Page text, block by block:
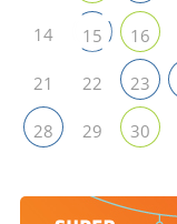
14 15 16
21 22 23
28 29 30